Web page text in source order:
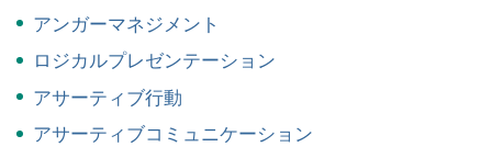
アンガーマネジメント
ロジカルプレゼンテーション
アサーティブ行動
アサーティブコミュニケーション